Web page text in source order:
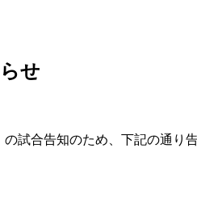
せ
試合告知のため、下記の通り